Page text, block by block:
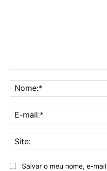
Salvar o meu nome, e-